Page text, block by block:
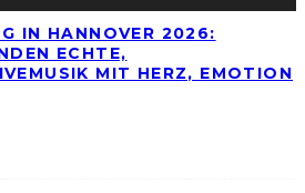
IN HANNOVER 2026:
ECHTE,
MIT HERZ, EMOTION